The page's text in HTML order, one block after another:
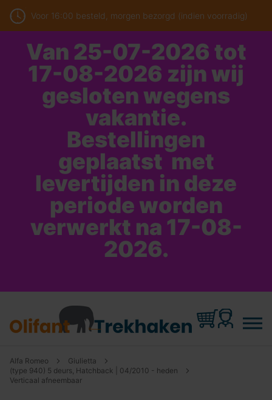
Voor 16:00 besteld, morgen bezorgd (indien voorradig)
Van 25-07-2026 tot
17-08-2026 zijn wij
gesloten wegens
vakantie.
Bestellingen
geplaatst met
levertijden in deze
periode worden
verwerkt na 17-08-
2026.
Alfa Romeo
Giulietta
(type 940) 5 deurs, Hatchback | 04/2010 - heden
Verticaal afneembaar